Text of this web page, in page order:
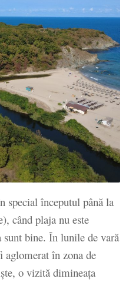
special începutul până la
când plaja nu este
sunt bine. În lunile de vară
aglomerat în zona de
o vizită dimineața